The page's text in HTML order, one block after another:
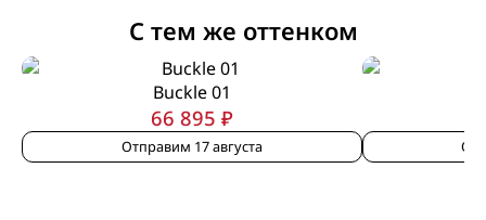
С тем же оттенком
Buckle 01
66 895 ₽
Отправим 17 августа